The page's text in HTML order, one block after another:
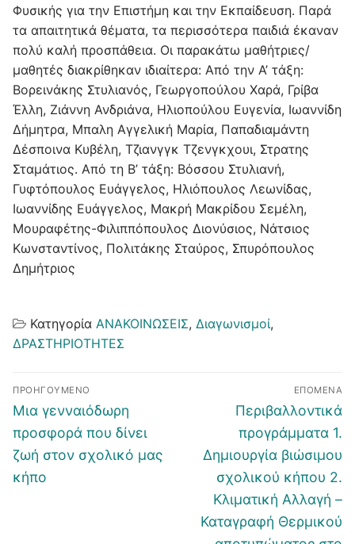
Φυσικής για την Επιστήμη και την Εκπαίδευση. Παρά
τα απαιτητικά θέματα, τα περισσότερα παιδιά έκαναν
πολύ καλή προσπάθεια. Οι παρακάτω μαθήτριες/
μαθητές διακρίθηκαν ιδιαίτερα: Από την Α’ τάξη:
Βορεινάκης Στυλιανός, Γεωργοπούλου Χαρά, Γρίβα
Έλλη, Ζιάννη Ανδριάνα, Ηλιοπούλου Ευγενία, Ιωαννίδη
Δήμητρα, Μπαλη Αγγελική Μαρία, Παπαδιαμάντη
Δέσποινα Κυβέλη, Τζιανγγκ Τζενγκχουι, Στρατης
Σταμάτιος. Από τη Β’ τάξη: Βόσσου Στυλιανή,
Γυφτόπουλος Ευάγγελος, Ηλιόπουλος Λεωνίδας,
Ιωαννίδης Ευάγγελος, Μακρή Μακρίδου Σεμέλη,
Μουραφέτης-Φιλιππόπουλος Διονύσιος, Νάτσιος
Κωνσταντίνος, Πολιτάκης Σταύρος, Σπυρόπουλος
Δημήτριος
Κατηγορία ΑΝΑΚΟΙΝΩΣΕΙΣ, Διαγωνισμοί,
ΔΡΑΣΤΗΡΙΟΤΗΤΕΣ
Πλοήγηση
άρθρων
ΠΡΟΗΓΟΎΜΕΝΟ
Προηγούμενο
άρθρο:
Μια γενναιόδωρη
προσφορά που δίνει
ζωή στον σχολικό μας
κήπο
ΕΠΌΜΕΝΑ
Επόμενο
άρθρο:
Περιβαλλοντικά
προγράμματα 1.
Δημιουργία βιώσιμου
σχολικού κήπου 2.
Κλιματική Αλλαγή –
Καταγραφή Θερμικού